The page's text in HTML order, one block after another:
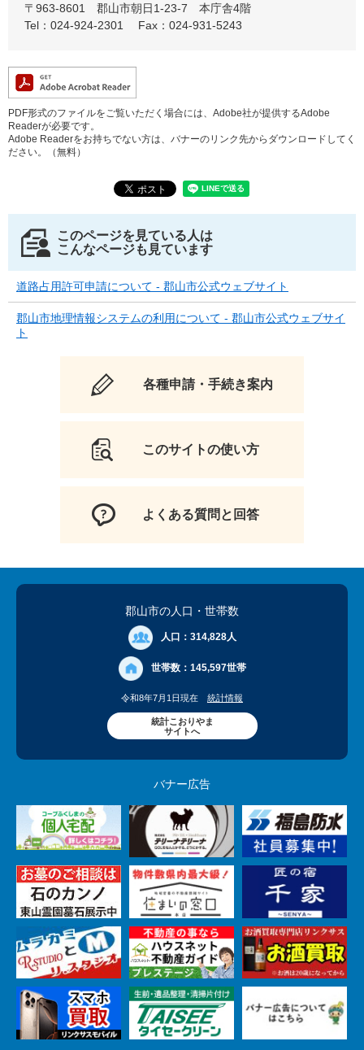
〒963-8601
郡山市朝日1-23-7 本庁舎4階
Tel：024-924-2301
Fax：024-931-5243
PDF形式のファイルをご覧いただく場合には、Adobe社が提供するAdobe
Readerが必要です。
Adobe Readerをお持ちでない方は、バナーのリンク先からダウンロードしてく
ださい。（無料）
このページを見ている人は
こんなページも見ています
道路占用許可申請について - 郡山市公式ウェブサイト
郡山市地理情報システムの利用について - 郡山市公式ウェブサイ
ト
各種申請・手続き案内
このサイトの使い方
よくある質問と回答
郡山市の人口 ・世帯数
人口： 314,828人
世帯数： 145,597世帯
令和8年7月1日現在 統計情報
統計こおりやま
サイトへ
バナー広告